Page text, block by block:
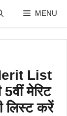
MENU
List
मेरिट
लिस्ट करें